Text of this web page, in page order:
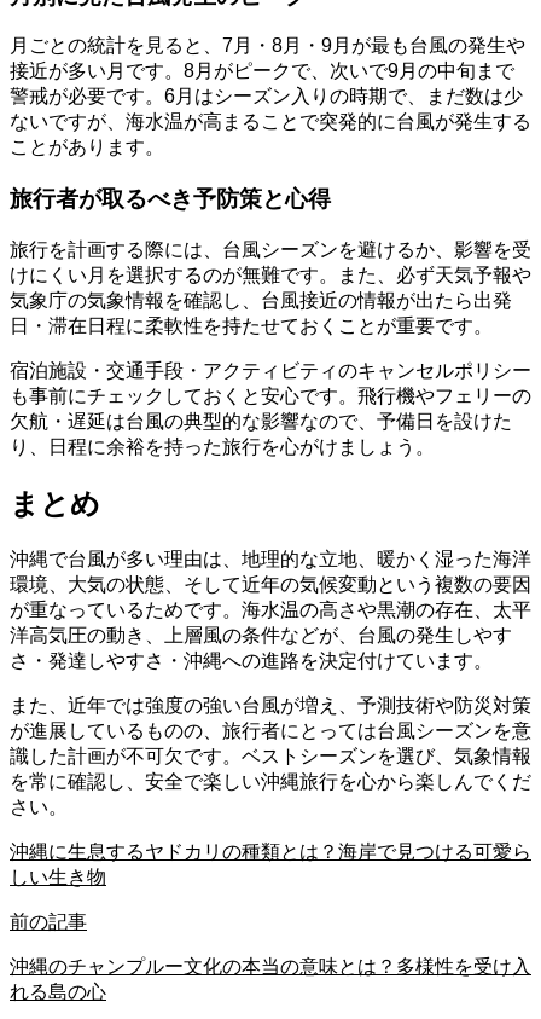
月ごとの統計を見ると、7月・8月・9月が最も台風の発生や
接近が多い月です。8月がピークで、次いで9月の中旬まで
警戒が必要です。6月はシーズン入りの時期で、まだ数は少
ないですが、海水温が高まることで突発的に台風が発生する
ことがあります。
旅行者が取るべき予防策と心得
旅行を計画する際には、台風シーズンを避けるか、影響を受
けにくい月を選択するのが無難です。また、必ず天気予報や
気象庁の気象情報を確認し、台風接近の情報が出たら出発
日・滞在日程に柔軟性を持たせておくことが重要です。
宿泊施設・交通手段・アクティビティのキャンセルポリシー
も事前にチェックしておくと安心です。飛行機やフェリーの
欠航・遅延は台風の典型的な影響なので、予備日を設けた
り、日程に余裕を持った旅行を心がけましょう。
まとめ
沖縄で台風が多い理由は、地理的な立地、暖かく湿った海洋
環境、大気の状態、そして近年の気候変動という複数の要因
が重なっているためです。海水温の高さや黒潮の存在、太平
洋高気圧の動き、上層風の条件などが、台風の発生しやす
さ・発達しやすさ・沖縄への進路を決定付けています。
また、近年では強度の強い台風が増え、予測技術や防災対策
が進展しているものの、旅行者にとっては台風シーズンを意
識した計画が不可欠です。ベストシーズンを選び、気象情報
を常に確認し、安全で楽しい沖縄旅行を心から楽しんでくだ
さい。
沖縄に生息するヤドカリの種類とは？海岸で見つける可愛ら
しい生き物
前の記事
沖縄のチャンプルー文化の本当の意味とは？多様性を受け入
れる島の心